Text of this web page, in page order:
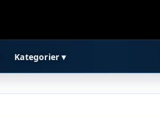
Kategorier ▾